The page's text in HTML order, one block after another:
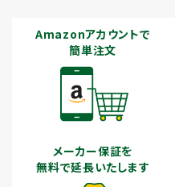
Amazonアカウントで
簡単注文
メーカー保証を
無料で延長いたします